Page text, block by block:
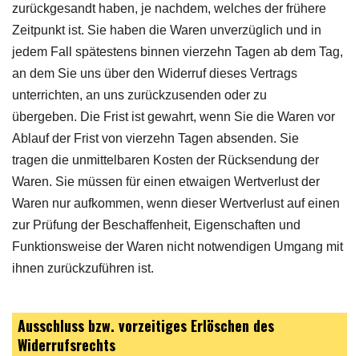
zurückgesandt haben, je nachdem, welches der frühere
Zeitpunkt ist. Sie haben die Waren unverzüglich und in
jedem Fall spätestens binnen vierzehn Tagen ab dem Tag,
an dem Sie uns über den Widerruf dieses Vertrags
unterrichten, an uns zurückzusenden oder zu
übergeben. Die Frist ist gewahrt, wenn Sie die Waren vor
Ablauf der Frist von vierzehn Tagen absenden. Sie
tragen die unmittelbaren Kosten der Rücksendung der
Waren. Sie müssen für einen etwaigen Wertverlust der
Waren nur aufkommen, wenn dieser Wertverlust auf einen
zur Prüfung der Beschaffenheit, Eigenschaften und
Funktionsweise der Waren nicht notwendigen Umgang mit
ihnen zurückzuführen ist.
Ausschluss bzw. vorzeitiges Erlöschen des
Widerrufsrechts